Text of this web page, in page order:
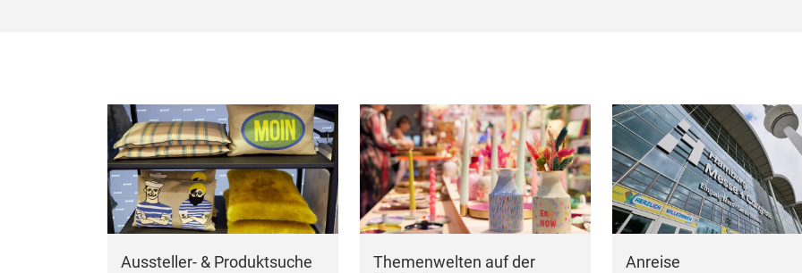
Aussteller- & Produktsuche
Themenwelten auf der
Anreise